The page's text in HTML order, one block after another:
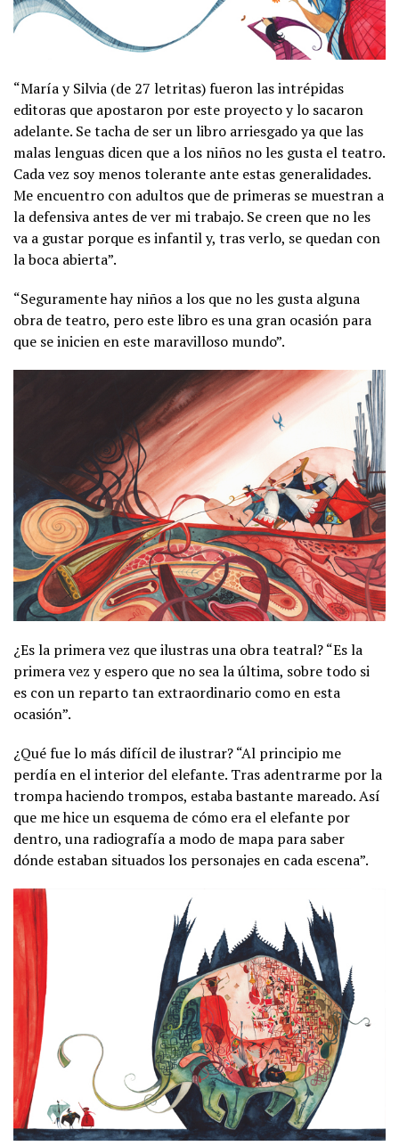
“María y Silvia (de 27 letritas) fueron las intrépidas
editoras que apostaron por este proyecto y lo sacaron
adelante. Se tacha de ser un libro arriesgado ya que las
malas lenguas dicen que a los niños no les gusta el teatro.
Cada vez soy menos tolerante ante estas generalidades.
Me encuentro con adultos que de primeras se muestran a
la defensiva antes de ver mi trabajo. Se creen que no les
va a gustar porque es infantil y, tras verlo, se quedan con
la boca abierta”.
“Seguramente hay niños a los que no les gusta alguna
obra de teatro, pero este libro es una gran ocasión para
que se inicien en este maravilloso mundo”.
¿Es la primera vez que ilustras una obra teatral? “Es la
primera vez y espero que no sea la última, sobre todo si
es con un reparto tan extraordinario como en esta
ocasión”.
¿Qué fue lo más difícil de ilustrar? “Al principio me
perdía en el interior del elefante. Tras adentrarme por la
trompa haciendo trompos, estaba bastante mareado. Así
que me hice un esquema de cómo era el elefante por
dentro, una radiografía a modo de mapa para saber
dónde estaban situados los personajes en cada escena”.